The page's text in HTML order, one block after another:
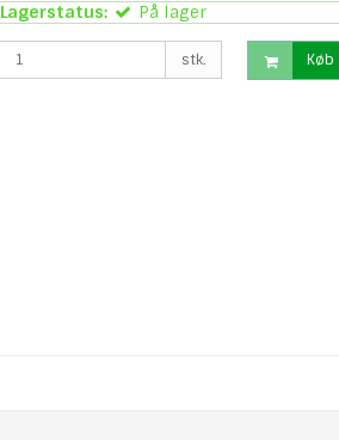
Lagerstatus:
På lager
stk. Køb